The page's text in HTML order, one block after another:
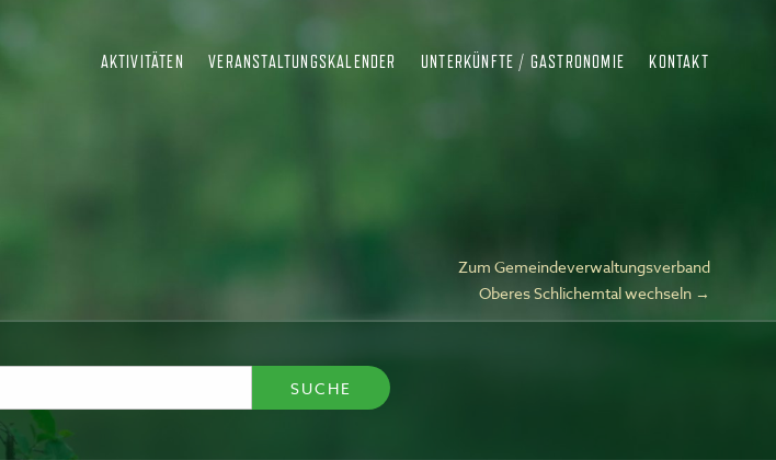
AKTIVITÄTEN VERANSTALTUNGSKALENDER UNTERKÜNFTE / GASTRONOMIE KONTAKT
Zum Gemeindeverwaltungsverband
Oberes Schlichemtal wechseln →